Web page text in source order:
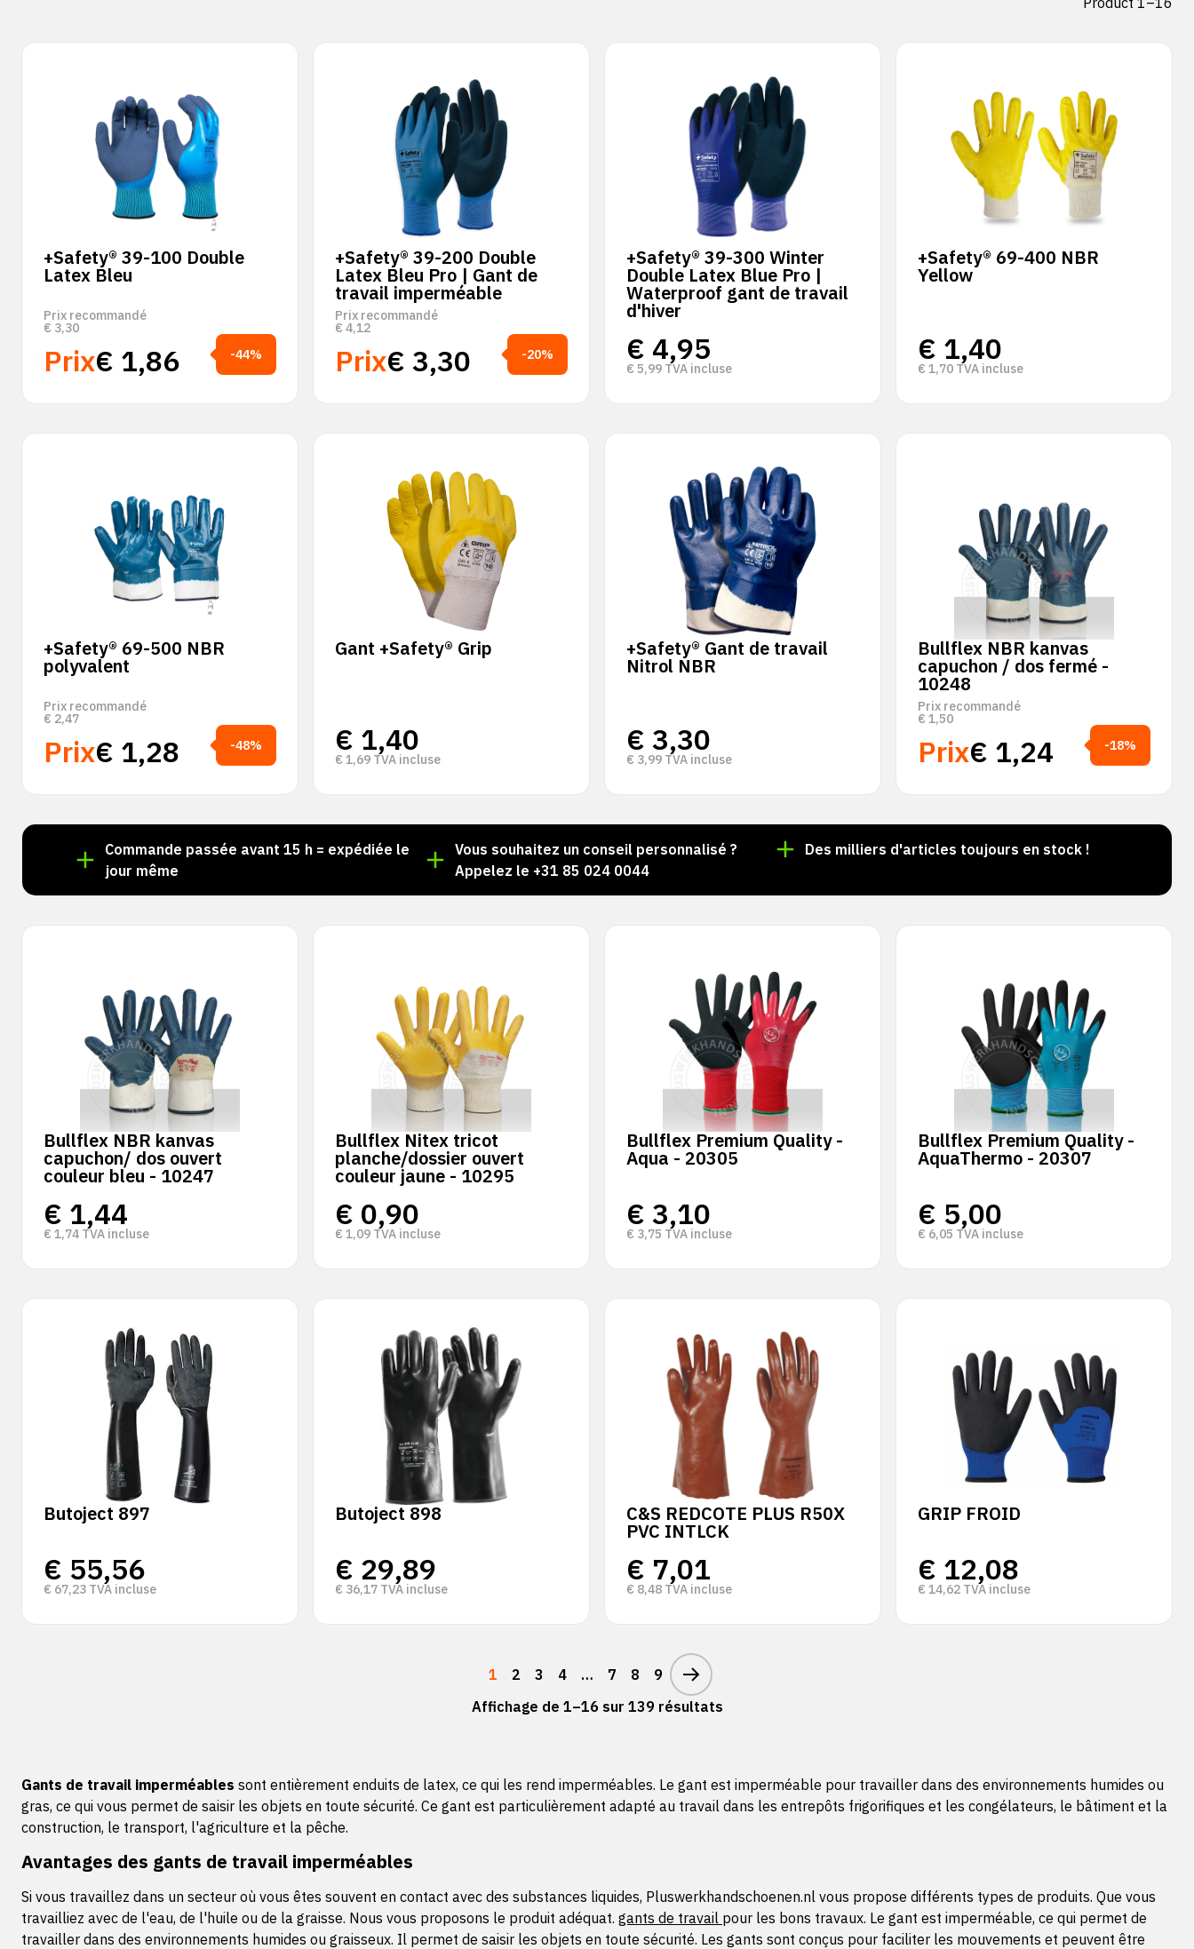
+Safety® 39-100 Double
Latex Bleu
Prix recommandé
€ 3,30
Prix€ 1,86 -44%
+Safety® 39-200 Double
Latex Bleu Pro | Gant de
travail imperméable
Prix recommandé
€ 4,12
Prix€ 3,30 -20%
+Safety® 39-300 Winter
Double Latex Blue Pro |
Waterproof gant de travail
d'hiver
€ 4,95
€ 5,99 TVA incluse
+Safety® 69-400 NBR
Yellow
€ 1,40
€ 1,70 TVA incluse
+Safety® 69-500 NBR
polyvalent
Prix recommandé
€ 2,47
Prix€ 1,28 -48%
Gant +Safety® Grip
€ 1,40
€ 1,69 TVA incluse
+Safety® Gant de travail
Nitrol NBR
€ 3,30
€ 3,99 TVA incluse
Bullflex NBR kanvas
capuchon / dos fermé -
10248
Prix recommandé
€ 1,50
Prix€ 1,24 -18%
Commande passée avant 15 h = expédiée le
jour même
Vous souhaitez un conseil personnalisé ?
Appelez le +31 85 024 0044
Des milliers d'articles toujours en stock !
Bullflex NBR kanvas
capuchon/ dos ouvert
couleur bleu - 10247
€ 1,44
€ 1,74 TVA incluse
Bullflex Nitex tricot
planche/dossier ouvert
couleur jaune - 10295
€ 0,90
€ 1,09 TVA incluse
Bullflex Premium Quality -
Aqua - 20305
€ 3,10
€ 3,75 TVA incluse
Bullflex Premium Quality -
AquaThermo - 20307
€ 5,00
€ 6,05 TVA incluse
Butoject 897
€ 55,56
€ 67,23 TVA incluse
Butoject 898
€ 29,89
€ 36,17 TVA incluse
C&S REDCOTE PLUS R50X
PVC INTLCK
€ 7,01
€ 8,48 TVA incluse
GRIP FROID
€ 12,08
€ 14,62 TVA incluse
1 2 3 4 … 7 8
9
Affichage de 1–16 sur 139 résultats
Gants de travail imperméables sont entièrement enduits de latex, ce qui les rend imperméables. Le gant est imperméable pour travailler dans des environnements humides ou
gras, ce qui vous permet de saisir les objets en toute sécurité. Ce gant est particulièrement adapté au travail dans les entrepôts frigorifiques et les congélateurs, le bâtiment et la
construction, le transport, l'agriculture et la pêche.
Avantages des gants de travail imperméables
Si vous travaillez dans un secteur où vous êtes souvent en contact avec des substances liquides, Pluswerkhandschoenen.nl vous propose différents types de produits. Que vous
travailliez avec de l'eau, de l'huile ou de la graisse. Nous vous proposons le produit adéquat. gants de travail pour les bons travaux. Le gant est imperméable, ce qui permet de
travailler dans des environnements humides ou graisseux. Il permet de saisir les objets en toute sécurité. Les gants sont conçus pour faciliter les mouvements et peuvent être